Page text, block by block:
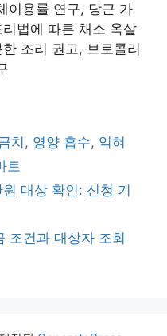
이용률 연구, 당근 가
법에 따른 채소 옥살
조리 권고, 브로콜리
치 , 영양 흡수, 익혀
토
대상 확인: 신청 기
조건과 대상자 조회